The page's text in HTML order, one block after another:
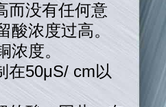
而没有任何意
浓度过高。
度。
在50μS/ cm以